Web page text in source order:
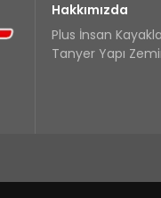
Hakkımızda
Plus İnsan
Tanyer Yapı